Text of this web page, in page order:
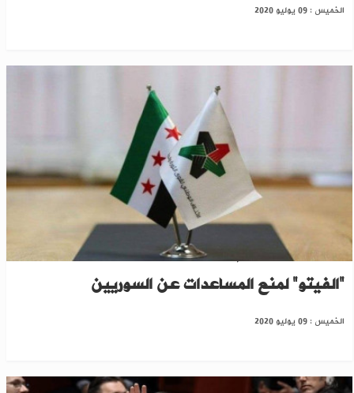
الخميس : 09 يوليو 2020
"الائتلاف" يهاجم روسيا والصين لاستخدامها
"الفيتو" لمنع المساعدات عن السوريين
الخميس : 09 يوليو 2020